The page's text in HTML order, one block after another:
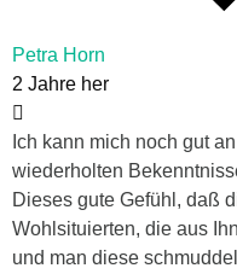
Petra Horn
2 Jahre her
Ich kann mich noch gut
wiederholten
Dieses gute Gefühl, daß
Wohlsituierten, die aus
und man diese